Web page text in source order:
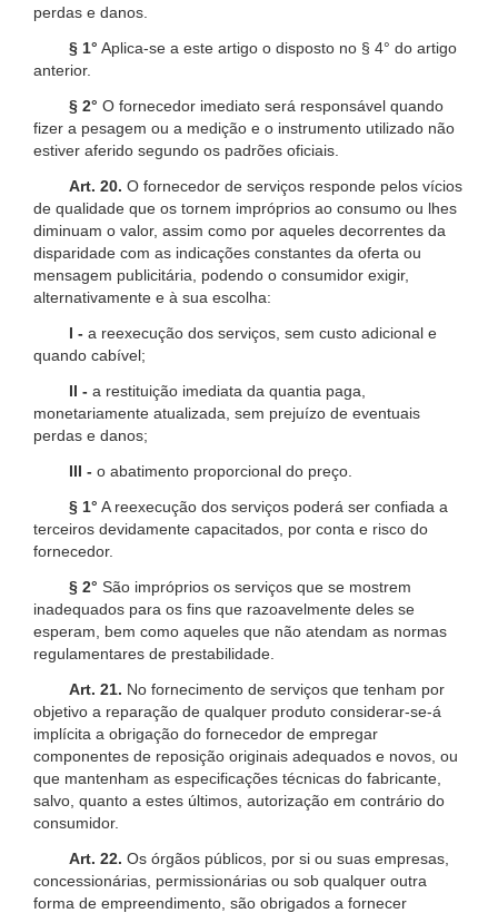
perdas e danos.
§ 1° Aplica-se a este artigo o disposto no § 4° do artigo
anterior.
§ 2° O fornecedor imediato será responsável quando
fizer a pesagem ou a medição e o instrumento utilizado não
estiver aferido segundo os padrões oficiais.
Art. 20. O fornecedor de serviços responde pelos vícios
de qualidade que os tornem impróprios ao consumo ou lhes
diminuam o valor, assim como por aqueles decorrentes da
disparidade com as indicações constantes da oferta ou
mensagem publicitária, podendo o consumidor exigir,
alternativamente e à sua escolha:
I - a reexecução dos serviços, sem custo adicional e
quando cabível;
II - a restituição imediata da quantia paga,
monetariamente atualizada, sem prejuízo de eventuais
perdas e danos;
III - o abatimento proporcional do preço.
§ 1° A reexecução dos serviços poderá ser confiada a
terceiros devidamente capacitados, por conta e risco do
fornecedor.
§ 2° São impróprios os serviços que se mostrem
inadequados para os fins que razoavelmente deles se
esperam, bem como aqueles que não atendam as normas
regulamentares de prestabilidade.
Art. 21. No fornecimento de serviços que tenham por
objetivo a reparação de qualquer produto considerar-se-á
implícita a obrigação do fornecedor de empregar
componentes de reposição originais adequados e novos, ou
que mantenham as especificações técnicas do fabricante,
salvo, quanto a estes últimos, autorização em contrário do
consumidor.
Art. 22. Os órgãos públicos, por si ou suas empresas,
concessionárias, permissionárias ou sob qualquer outra
forma de empreendimento, são obrigados a fornecer